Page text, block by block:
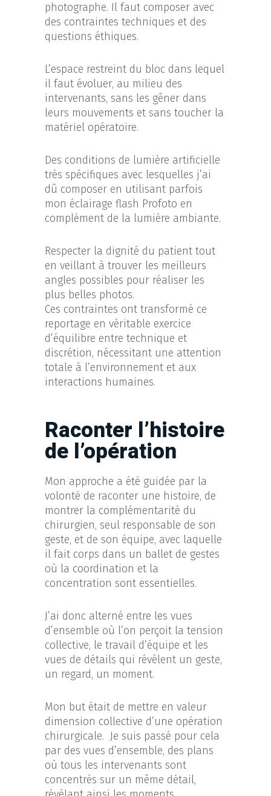
photographe. Il faut composer avec
des contraintes techniques et des
questions éthiques.
L’espace restreint du bloc dans lequel
il faut évoluer, au milieu des
intervenants, sans les gêner dans
leurs mouvements et sans toucher la
matériel opératoire.
Des conditions de lumière artificielle
très spécifiques avec lesquelles j’ai
dû composer en utilisant parfois
mon éclairage flash Profoto en
complément de la lumière ambiante.
Respecter la dignité du patient tout
en veillant à trouver les meilleurs
angles possibles pour réaliser les
plus belles photos.
Ces contraintes ont transformé ce
reportage en véritable exercice
d’équilibre entre technique et
discrétion, nécessitant une attention
totale à l’environnement et aux
interactions humaines.
Raconter l’histoire
de l’opération
Mon approche a été guidée par la
volonté de raconter une histoire, de
montrer la complémentarité du
chirurgien, seul responsable de son
geste, et de son équipe, avec laquelle
il fait corps dans un ballet de gestes
où la coordination et la
concentration sont essentielles.
J’ai donc alterné entre les vues
d’ensemble où l’on perçoit la tension
collective, le travail d’équipe et les
vues de détails qui révèlent un geste,
un regard, un moment.
Mon but était de mettre en valeur
dimension collective d’une opération
chirurgicale. Je suis passé pour cela
par des vues d’ensemble, des plans
où tous les intervenants sont
concentrés sur un même détail,